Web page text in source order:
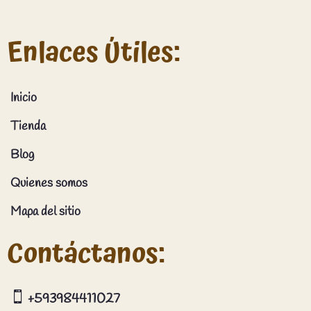
Enlaces Útiles:
Inicio
Tienda
Blog
Quienes somos
Mapa del sitio
Contáctanos:
 +593984411027